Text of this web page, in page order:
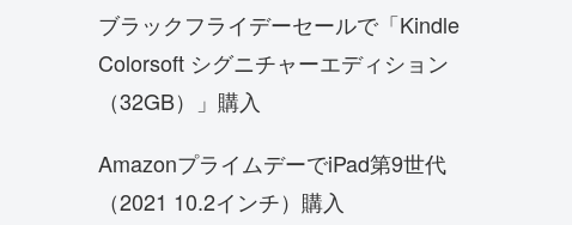
ブラックフライデーセールで「Kindle
Colorsoft シグニチャーエディション
（32GB）」購入
AmazonプライムデーでiPad第9世代
（2021 10.2インチ）購入